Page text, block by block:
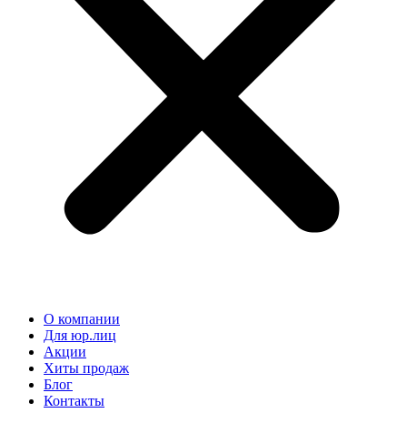
О компании
Для юр.лиц
Акции
Хиты продаж
Блог
Контакты